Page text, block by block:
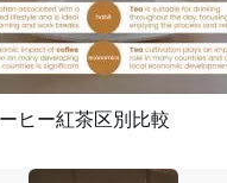
プレビュー AI再生成
ヒー紅茶区別比較